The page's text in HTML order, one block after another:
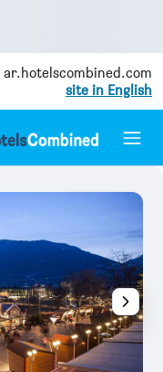
ar.hotelscombined.com
site in English